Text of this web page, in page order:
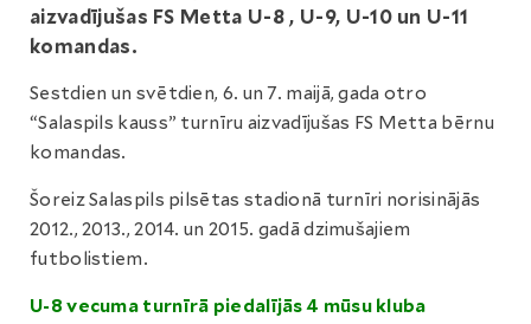
aizvadījušas FS Metta U-8 , U-9, U-10 un U-11
komandas.
Sestdien un svētdien, 6. un 7. maijā, gada otro
“Salaspils kauss” turnīru aizvadījušas FS Metta bērnu
komandas.
Šoreiz Salaspils pilsētas stadionā turnīri norisinājās
2012., 2013., 2014. un 2015. gadā dzimušajiem
futbolistiem.
U-8 vecuma turnīrā piedalījās 4 mūsu kluba